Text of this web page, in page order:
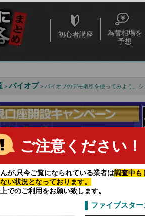
ご注意ください！
が,只今ご覧になられている業者は調査中も
い状況となっております。
でのご利用をお願い致します。
ファイブスタ
初心者講座
為替相場を
予想
> バイオプ > バイオプのデモ取引を使ってみよう。シ
リーオプションの取引のチャンス
ャンスは増えます。